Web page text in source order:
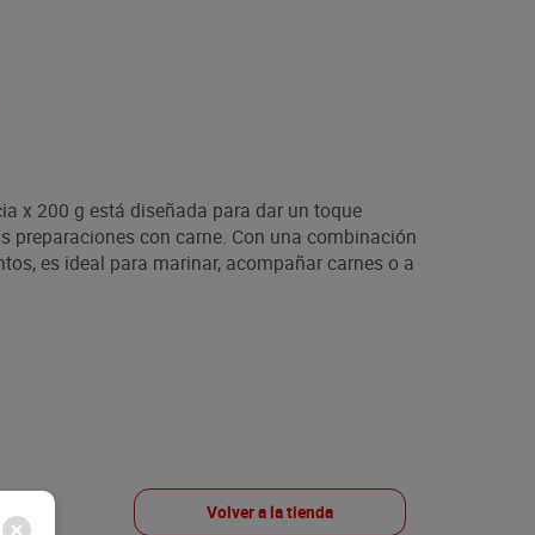
x 200 g está diseñada para dar un toque
preparaciones con carne. Con una combinación
es ideal para marinar, acompañar carnes o a
Volver a la tienda